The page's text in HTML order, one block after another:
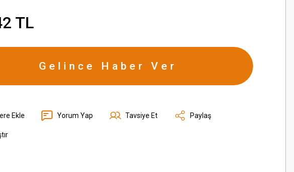
TL
Gelince Haber Ver
Yorum Yap Tavsiye Et Paylaş